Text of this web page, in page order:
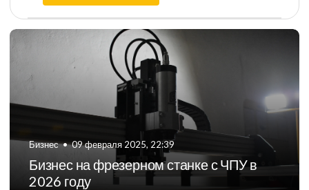
Бизнес • 01 мая 2026, 16:18
G-коды для станков с ЧПУ. Что это
такое?